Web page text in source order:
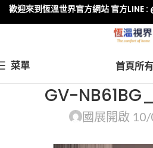
菜單 首頁所
GV-
國展開啟
歡迎來到恆溫世界官方網站 官方LINE